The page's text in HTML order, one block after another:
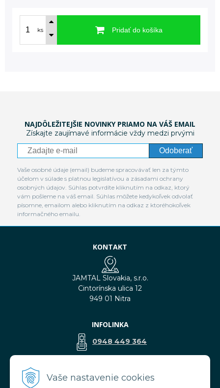
Vaše nastavenie cookies
ks Pridať do košíka
NAJDÔLEŽITEJŠIE NOVINKY PRIAMO NA VÁŠ EMAIL
Získajte zaujímavé informácie vždy medzi prvými
Odoberať
Vaše osobné údaje (email) budeme spracovávať len za týmto
účelom v súlade s platnou legislatívou a zásadami ochrany
osobných údajov. Súhlas potvrdíte kliknutím na odkaz, ktorý
vám pošleme na váš email. Súhlas môžete kedykoľvek odvolať
písomne, emailom alebo kliknutím na odkaz z ktoréhokoľvek
informačného emailu.
KONTAKT
JAMTAL Slovakia, s.r.o.
Cintorínska ulica 12
949 01 Nitra
INFOLINKA
0948 449 364